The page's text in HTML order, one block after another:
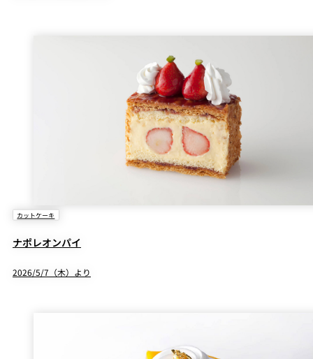
カットケーキ
ナポレオンパイ
2026/5/7（木）より